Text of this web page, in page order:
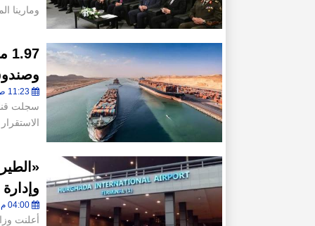
ومارينا
11:23 ص - الخميس 11 ديسمبر 2025
سجلت
04:00 م - الأربعاء 10 ديسمبر 2025
أعلنت